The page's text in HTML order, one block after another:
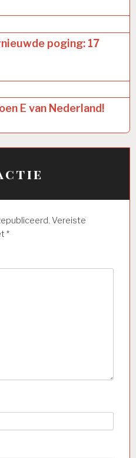
poging: 17
E van Nederland!
Vereiste
*